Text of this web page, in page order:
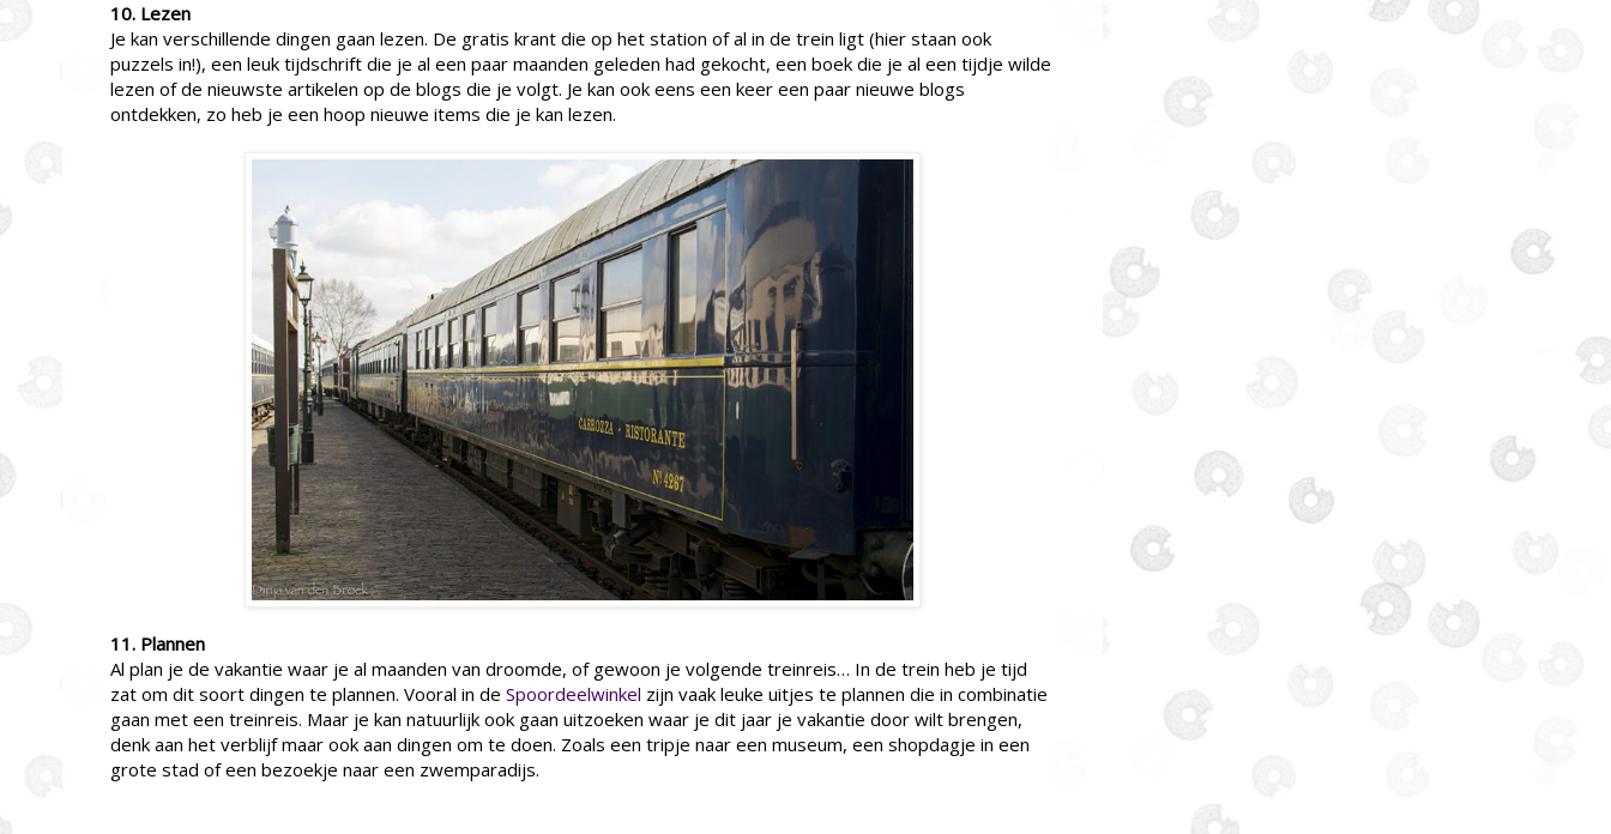
10. Lezen
Je kan verschillende dingen gaan lezen. De gratis krant die op het station of al in de trein ligt (hier staan ook
puzzels in!), een leuk tijdschrift die je al een paar maanden geleden had gekocht, een boek die je al een tijdje wilde
lezen of de nieuwste artikelen op de blogs die je volgt. Je kan ook eens een keer een paar nieuwe blogs
ontdekken, zo heb je een hoop nieuwe items die je kan lezen.
11. Plannen
Al plan je de vakantie waar je al maanden van droomde, of gewoon je volgende treinreis… In de trein heb je tijd
zat om dit soort dingen te plannen. Vooral in de Spoordeelwinkel zijn vaak leuke uitjes te plannen die in combinatie
gaan met een treinreis. Maar je kan natuurlijk ook gaan uitzoeken waar je dit jaar je vakantie door wilt brengen,
denk aan het verblijf maar ook aan dingen om te doen. Zoals een tripje naar een museum, een shopdagje in een
grote stad of een bezoekje naar een zwemparadijs.